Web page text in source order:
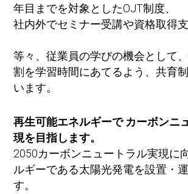
年目までを対象としたOJT制度、
社内外でセミナー受講や資格取得
等々、従業員の学びの機会として
割を学習時間にあてるよう、共育
います。
再生可能エネルギーで カーボンニ
現を目指します。
2050カーボンニュートラル実現に
ルギーである太陽光発電を設置・
す。